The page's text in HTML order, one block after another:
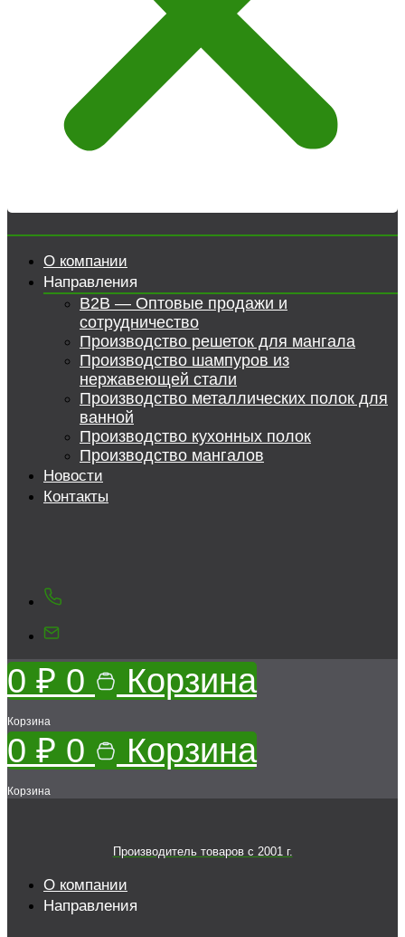
О компании
Направления
B2B — Оптовые продажи и
сотрудничество
Производство решеток для мангала
Производство шампуров из
нержавеющей стали
Производство металлических полок для
ванной
Производство кухонных полок
Производство мангалов
Новости
Контакты
0 ₽ 0 Корзина
Корзина
0 ₽ 0 Корзина
Корзина
Производитель товаров c 2001 г.
О компании
Направления